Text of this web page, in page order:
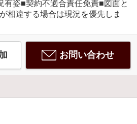
有姿■契約不適合責任免責■図面と
相違する場合は現況を優先しま
お問い合わせ